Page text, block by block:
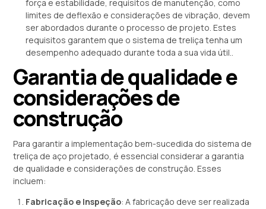
força e estabilidade, requisitos de manutenção, como
limites de deflexão e considerações de vibração, devem
ser abordados durante o processo de projeto. Estes
requisitos garantem que o sistema de treliça tenha um
desempenho adequado durante toda a sua vida útil..
Garantia de qualidade e
considerações de
construção
Para garantir a implementação bem-sucedida do sistema de
treliça de aço projetado, é essencial considerar a garantia
de qualidade e considerações de construção. Esses
incluem:
Fabricação e Inspeção: A fabricação deve ser realizada